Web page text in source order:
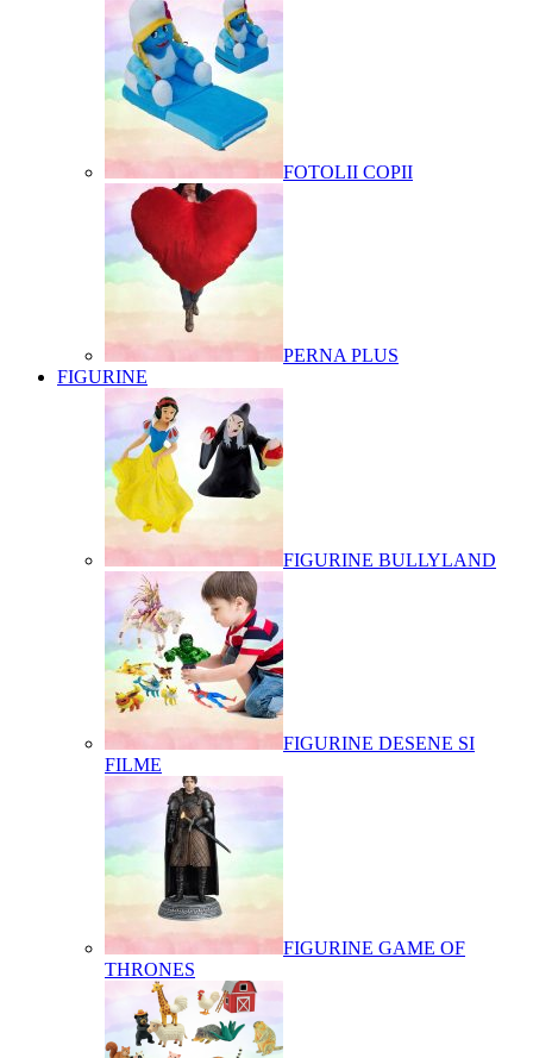
FOTOLII COPII
PERNA PLUS
FIGURINE
FIGURINE BULLYLAND
FIGURINE DESENE SI
FILME
FIGURINE GAME OF
THRONES